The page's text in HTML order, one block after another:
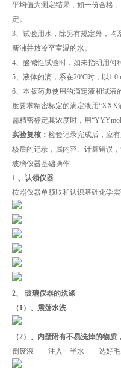
平均值为测定结果，如一份合格
定。
3、试验用水，除另有规定外，均
新沸并放冷至室温的水。
4、酸碱性试验时，如未指明用何
5、液体的滴，系在20℃时，以
6、本版药典使用的滴定液和试液
度要求精密标定的滴定液用
需精密标定其浓度时，用
实验复核： 检验记录完成后，应
核后的记录，属内容、计算错误
玻璃仪器基础操作
1 、认领仪器
按照仪器单领取和认识基础化学实
2、 玻璃仪器的洗涤
（1）、震荡水洗
（2）、内壁附有不易洗掉的物质
倒废液——注入一半水——选好毛